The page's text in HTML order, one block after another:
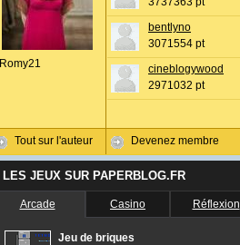
Romy21
Tout sur l'auteur
bentlyno
3071554 pt
cineblogywood
2971032 pt
Devenez membre
LES JEUX SUR PAPERBLOG.FR
Arcade Casino Réflexion
Jeu de briques